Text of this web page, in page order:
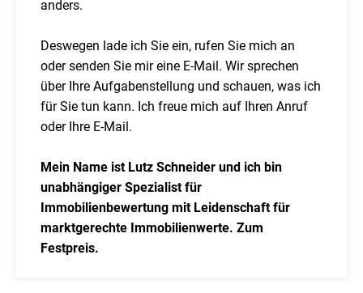
anders.
Deswegen lade ich Sie ein, rufen Sie mich an
oder senden Sie mir eine E-Mail. Wir sprechen
über Ihre Aufgabenstellung und schauen, was ich
für Sie tun kann. Ich freue mich auf Ihren Anruf
oder Ihre E-Mail.
Mein Name ist Lutz Schneider und ich bin
unabhängiger Spezialist für
Immobilienbewertung mit Leidenschaft für
marktgerechte Immobilienwerte. Zum
Festpreis.